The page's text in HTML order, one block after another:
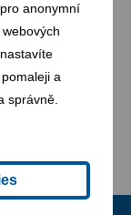
anonymní
a
správně.
02